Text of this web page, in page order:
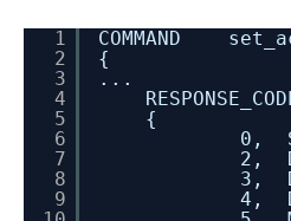
1
2
3
4
5
6
7
8
9
COMMAND
{
...
{
0,
2,
3,
4,